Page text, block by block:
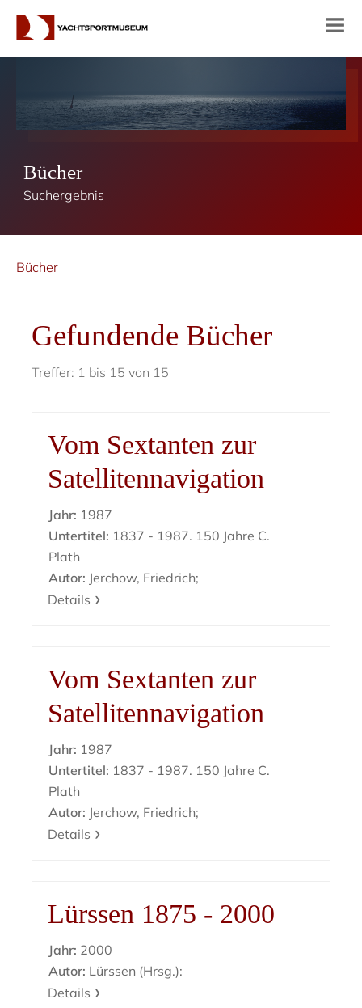
Bücher
Suchergebnis
Bücher
Gefundende Bücher
Treffer: 1 bis 15 von 15
Vom Sextanten zur
Satellitennavigation
Jahr: 1987
Untertitel: 1837 - 1987. 150 Jahre C.
Plath
Autor: Jerchow, Friedrich;
Details
Vom Sextanten zur
Satellitennavigation
Jahr: 1987
Untertitel: 1837 - 1987. 150 Jahre C.
Plath
Autor: Jerchow, Friedrich;
Details
Lürssen 1875 - 2000
Jahr: 2000
Autor: Lürssen (Hrsg.):
Details